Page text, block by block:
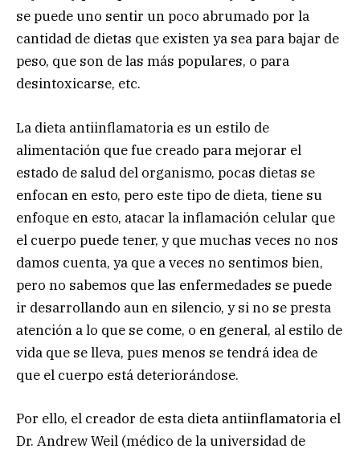
se puede uno sentir un poco abrumado por la
cantidad de dietas que existen ya sea para bajar de
peso, que son de las más populares, o para
desintoxicarse, etc.
La dieta antiinflamatoria es un estilo de
alimentación que fue creado para mejorar el
estado de salud del organismo, pocas dietas se
enfocan en esto, pero este tipo de dieta, tiene su
enfoque en esto, atacar la inflamación celular que
el cuerpo puede tener, y que muchas veces no nos
damos cuenta, ya que a veces no sentimos bien,
pero no sabemos que las enfermedades se puede
ir desarrollando aun en silencio, y si no se presta
atención a lo que se come, o en general, al estilo de
vida que se lleva, pues menos se tendrá idea de
que el cuerpo está deteriorándose.
Por ello, el creador de esta dieta antiinflamatoria el
Dr. Andrew Weil (médico de la universidad de